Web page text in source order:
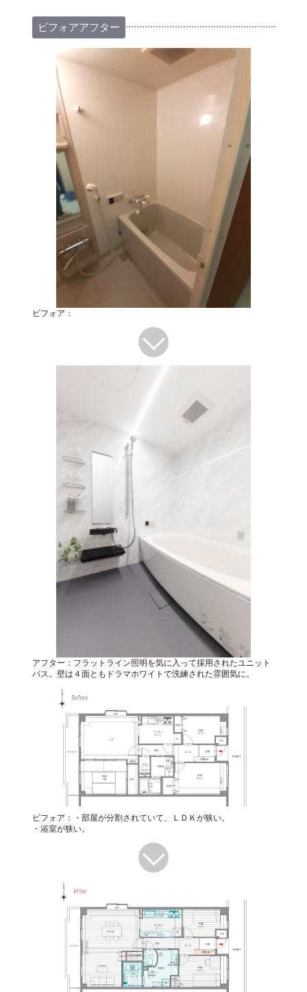
ビフォアアフター
ビフォア：
アフター：フラットライン照明を気に入って採用されたユニット
バス。壁は４面ともドラマホワイトで洗練された雰囲気に。
ビフォア：・部屋が分割されていて、ＬＤＫが狭い。
・浴室が狭い。